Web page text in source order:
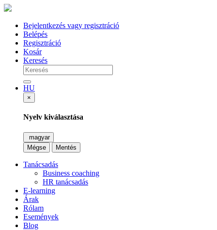
Bejelentkezés vagy regisztráció
Belépés
Regisztráció
Kosár
Keresés
HU
×
Nyelv kiválasztása
magyar
Mégse
Mentés
Tanácsadás
Business coaching
HR tanácsadás
E-learning
Árak
Rólam
Események
Blog